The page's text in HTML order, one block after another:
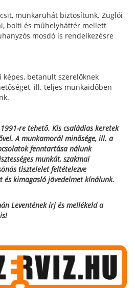
munkaruhát biztosítunk. Zuglói
bolti és műhelyháttér mellett
mosdó is rendelkezésre
betanult szerelőknek
ill. teljes munkaidőben
re tehető. Kis családias keretek
A munkamorál minősége, ill. a
fenntartása nálunk
munkát, szakmai
tisztelelet feltételezve
és kimagasló jövedelmet kínálunk.
Leventének írj és mellékeld a